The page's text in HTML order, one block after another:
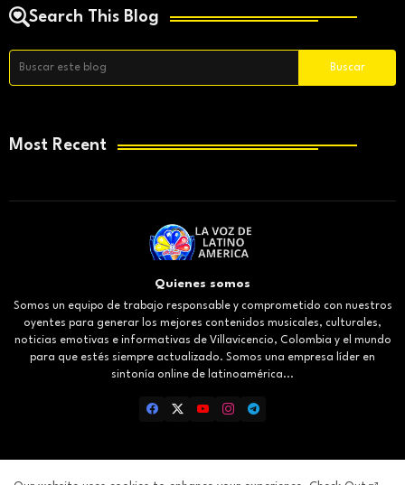
Search This Blog
Most Recent
Quienes somos
Somos un equipo de trabajo responsable y comprometido con nuestros
oyentes para generar los mejores contenidos musicales, culturales,
noticias emotivas e informativas de Villavicencio, Colombia y el mundo
para que estés siempre actualizado. Somos una empresa líder en
sintonía online de latinoamérica...